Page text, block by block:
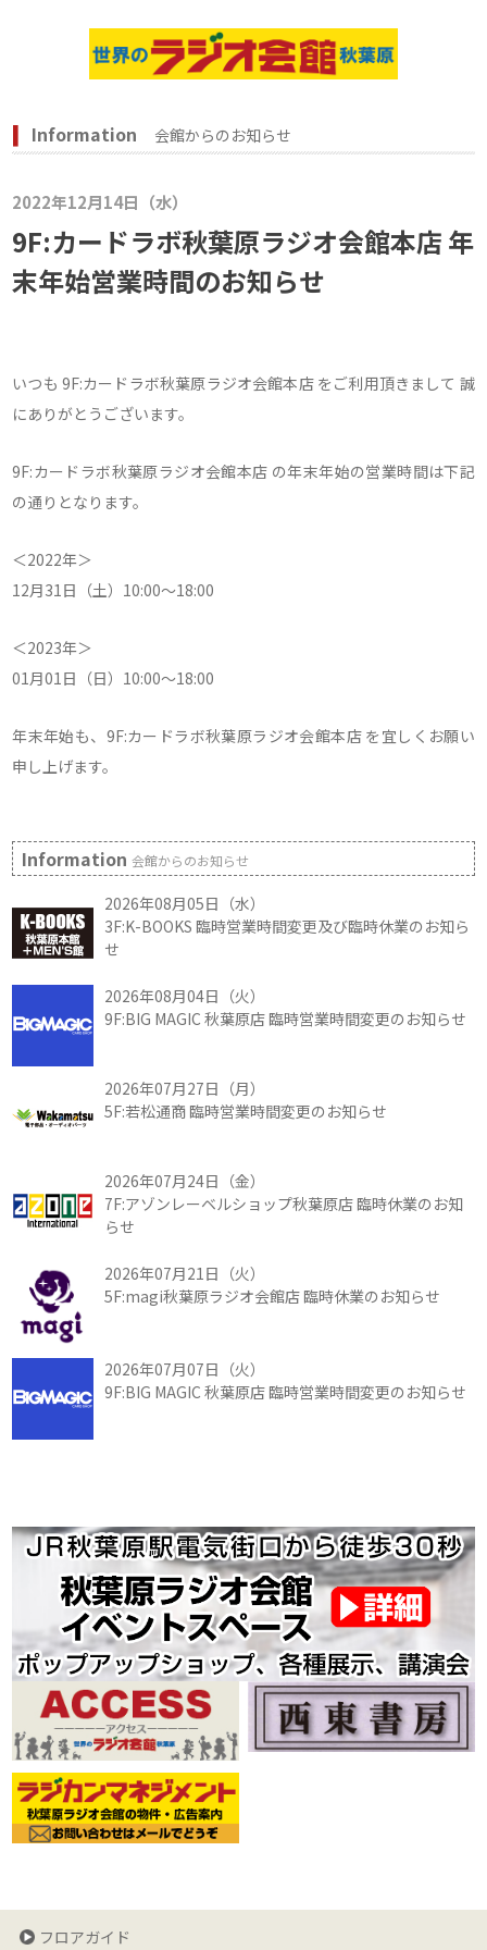
Information 会館からのお知らせ
2022年12月14日（水）
9F:カードラボ秋葉原ラジオ会館本店 年
末年始営業時間のお知らせ
いつも 9F:カードラボ秋葉原ラジオ会館本店 をご利用頂きまして 誠
にありがとうございます。
9F:カードラボ秋葉原ラジオ会館本店 の年末年始の営業時間は下記
の通りとなります。
＜2022年＞
12月31日（土）10:00～18:00
＜2023年＞
01月01日（日）10:00～18:00
年末年始も、9F:カードラボ秋葉原ラジオ会館本店 を宜しくお願い
申し上げます。
Information会館からのお知らせ
2026年08月05日（水）
3F:K-BOOKS 臨時営業時間変更及び臨時休業のお知ら
せ
2026年08月04日（火）
9F:BIG MAGIC 秋葉原店 臨時営業時間変更のお知らせ
2026年07月27日（月）
5F:若松通商 臨時営業時間変更のお知らせ
2026年07月24日（金）
7F:アゾンレーベルショップ秋葉原店 臨時休業のお知
らせ
2026年07月21日（火）
5F:magi秋葉原ラジオ会館店 臨時休業のお知らせ
2026年07月07日（火）
9F:BIG MAGIC 秋葉原店 臨時営業時間変更のお知らせ
フロアガイド